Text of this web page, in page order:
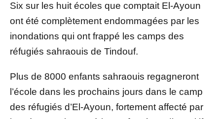
Six sur les huit écoles que comptait El-Ayoun
ont été complètement endommagées par les
inondations qui ont frappé les camps des
réfugiés sahraouis de Tindouf.
Plus de 8000 enfants sahraouis regagneront
l’école dans les prochains jours dans le camp
des réfugiés d’El-Ayoun, fortement affecté par